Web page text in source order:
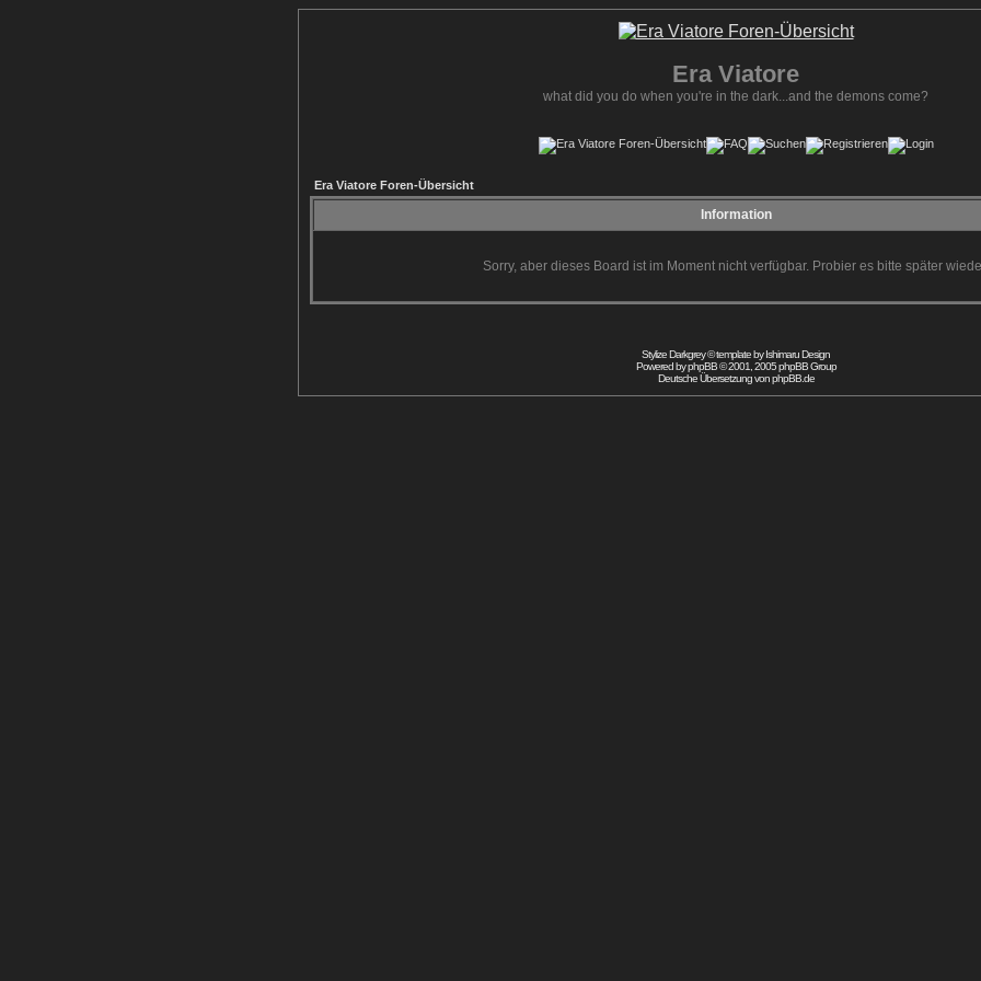
Era Viatore
what did you do when you're in the dark...and the demons come?
Era Viatore Foren-Übersicht
Information
Sorry, aber dieses Board ist im Moment nicht verfügbar. Probier es bitte später
Stylize Darkgrey © template byIshimaru Design
Powered byphpBB© 2001, 2005 phpBB Group
Deutsche Übersetzung vonphpBB.de